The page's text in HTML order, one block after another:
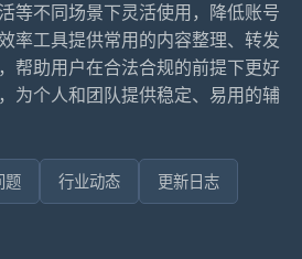
等不同场景下灵活使用，降低账号
率工具提供常用的内容整理、转发
帮助用户在合法合规的前提下更好
为个人和团队提供稳定、易用的辅
题 行业动态 更新日志